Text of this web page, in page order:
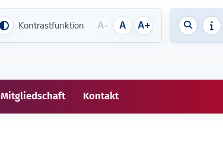
Kontrastfunktion A- A A+
Mitgliedschaft Kontakt